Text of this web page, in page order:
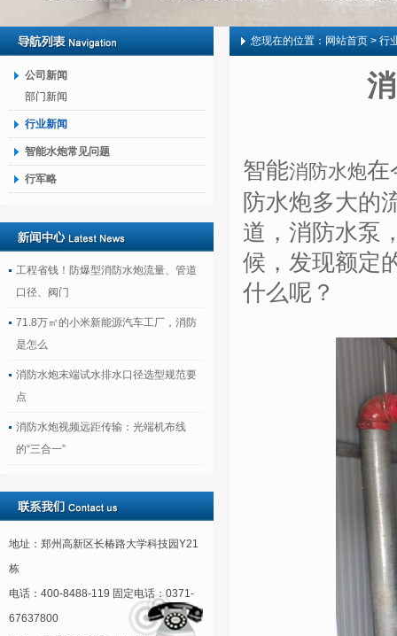
公司新闻
部门新闻
行业新闻
智能水炮常见问题
行军略
工程省钱！防爆型消防水炮流量、管道
口径、阀门
71.8万㎡的小米新能源汽车工厂，消防
是怎么
消防水炮末端试水排水口径选型规范要
点
消防水炮视频远距传输：光端机布线
的“三合一”
地址：郑州高新区长椿路大学科技园Y21
栋
电话：400-8488-119 固定电话：0371-
67637800
您现在的位置： 网站首页 > 行
智能消防水炮在
防水炮多大的
道，消防水泵
候，发现额定
什么呢？